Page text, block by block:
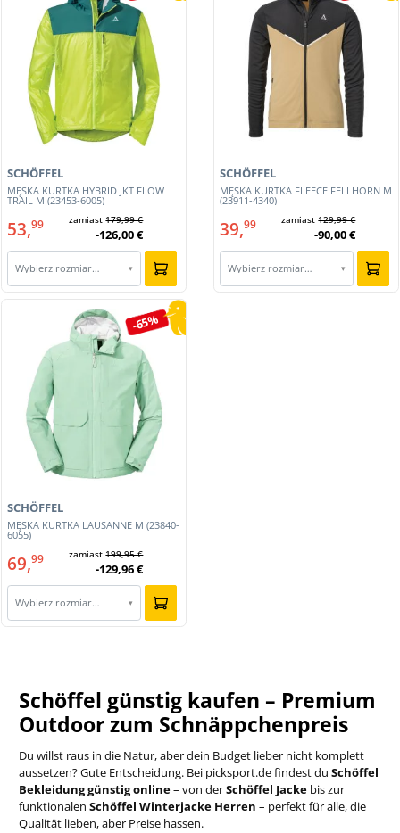
MĘSKA KURTKA HYBRID JKT FLOW
TRAIL M (23453-6005)
SCHÖFFEL
53,99 zamiast179,99 €
-126,00 €
Wybierz rozmiar… ▾
MĘSKA KURTKA FLEECE FELLHORN M
(23911-4340)
SCHÖFFEL
39,99 zamiast129,99 €
-90,00 €
Wybierz rozmiar… ▾
-65%
MĘSKA KURTKA LAUSANNE M (23840-
6055)
SCHÖFFEL
69,99 zamiast199,95 €
-129,96 €
Wybierz rozmiar… ▾
Schöffel günstig kaufen – Premium
Outdoor zum Schnäppchenpreis
Du willst raus in die Natur, aber dein Budget lieber nicht komplett
aussetzen? Gute Entscheidung. Bei picksport.de findest du Schöffel
Bekleidung günstig online– von derSchöffel Jacke bis zur
funktionalen Schöffel Winterjacke Herren – perfekt für alle, die
Qualität lieben, aber Preise hassen.